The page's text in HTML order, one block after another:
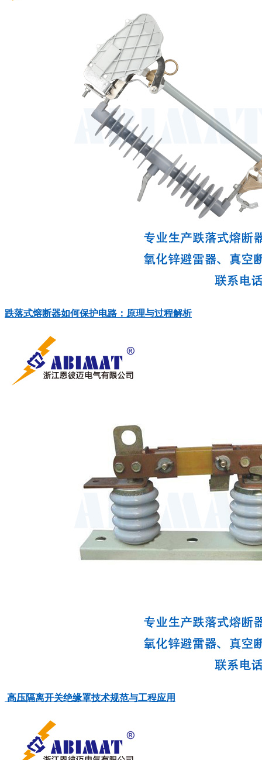
跌落式熔断器如何保护电路：原理与过程解析
高压隔离开关绝缘罩技术规范与工程应用